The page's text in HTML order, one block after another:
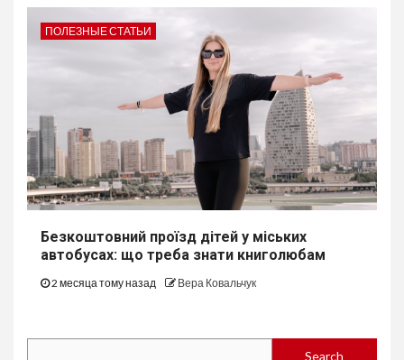
ПОЛЕЗНЫЕ СТАТЬИ
Безкоштовний проїзд дітей у міських
автобуcах: що треба знати книголюбам
2 месяца тому назад Вера Ковальчук
Search